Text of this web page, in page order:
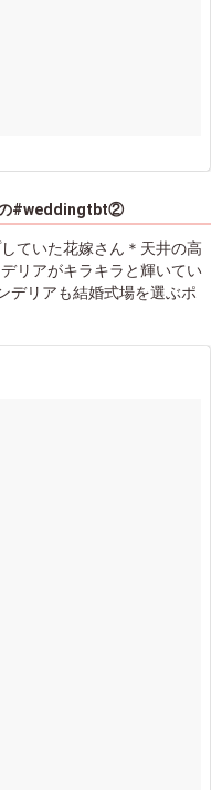
の#weddingtbt②
ていた花嫁さん＊天井の高
リアがキラキラと輝いてい
デリアも結婚式場を選ぶポ